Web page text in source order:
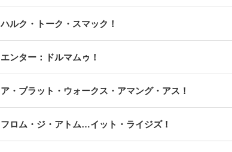
ハルク・トーク・スマック！
エンター：ドルマムゥ！
ア・ブラット・ウォークス・アマング・アス！
フロム・ジ・アトム…イット・ライジズ！